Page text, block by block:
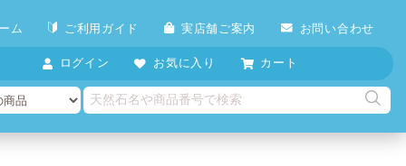
ム ご利用ガイド 実店舗ご案内 お問い合わせ
ログイン お気に入り カート